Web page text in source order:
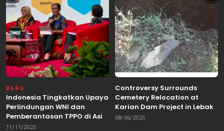
BARU
Indonesia Tingkatkan Upaya
Perlindungan WNI dan
Pemberantasan TPPO di Asia
Tenggara
11/11/2025
Controversy Surrounds
Cemetery Relocation at
Karian Dam Project in Lebak,
Banten
08/06/2025